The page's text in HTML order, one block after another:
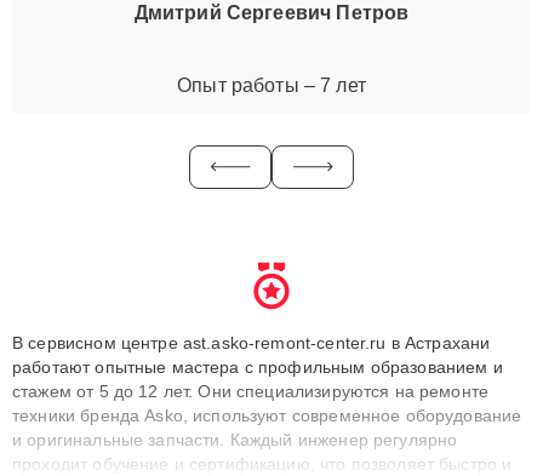
Дмитрий Сергеевич Петров
Опыт работы – 7 лет
В сервисном центре ast.asko-remont-center.ru в Астрахани
работают опытные мастера с профильным образованием и
стажем от 5 до 12 лет. Они специализируются на ремонте
техники бренда Asko, используют современное оборудование
и оригинальные запчасти. Каждый инженер регулярно
проходит обучение и сертификацию, что позволяет быстро и